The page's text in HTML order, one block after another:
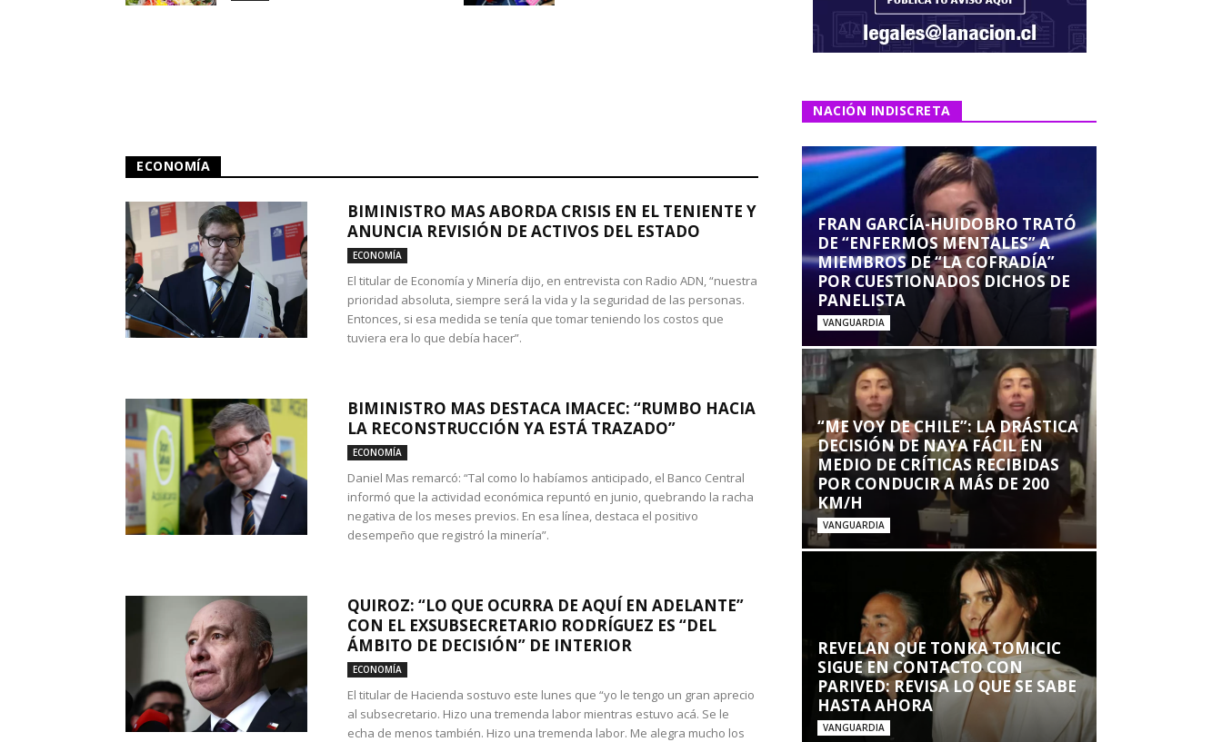
ECONOMÍA
BIMINISTRO MAS ABORDA CRISIS EN EL TENIENTE Y
ANUNCIA REVISIÓN DE ACTIVOS DEL ESTADO
ECONOMÍA
El titular de Economía y Minería dijo, en entrevista con Radio ADN, “nuestra
prioridad absoluta, siempre será la vida y la seguridad de las personas.
Entonces, si esa medida se tenía que tomar teniendo los costos que
tuviera era lo que debía hacer”.
BIMINISTRO MAS DESTACA IMACEC: “RUMBO HACIA
LA RECONSTRUCCIÓN YA ESTÁ TRAZADO”
ECONOMÍA
Daniel Mas remarcó: “Tal como lo habíamos anticipado, el Banco Central
informó que la actividad económica repuntó en junio, quebrando la racha
negativa de los meses previos. En esa línea, destaca el positivo
desempeño que registró la minería”.
QUIROZ: “LO QUE OCURRA DE AQUÍ EN ADELANTE”
CON EL EXSUBSECRETARIO RODRÍGUEZ ES “DEL
ÁMBITO DE DECISIÓN” DE INTERIOR
ECONOMÍA
El titular de Hacienda sostuvo este lunes que “yo le tengo un gran aprecio
al subsecretario. Hizo una tremenda labor mientras estuvo acá. Se le
echa de menos también. Hizo una tremenda labor. Me alegra mucho los
NACIÓN INDISCRETA
FRAN GARCÍA-HUIDOBRO TRATÓ
DE “ENFERMOS MENTALES” A
MIEMBROS DE “LA COFRADÍA”
POR CUESTIONADOS DICHOS DE
PANELISTA
VANGUARDIA
“ME VOY DE CHILE”: LA DRÁSTICA
DECISIÓN DE NAYA FÁCIL EN
MEDIO DE CRÍTICAS RECIBIDAS
POR CONDUCIR A MÁS DE 200
KM/H
VANGUARDIA
REVELAN QUE TONKA TOMICIC
SIGUE EN CONTACTO CON
PARIVED: REVISA LO QUE SE SABE
HASTA AHORA
VANGUARDIA